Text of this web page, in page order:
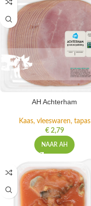
AH Achterham
Kaas, vleeswaren, tapas
€2,79
NAAR AH